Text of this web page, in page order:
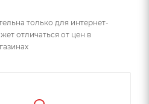
только для интернет-
отличаться от цен в